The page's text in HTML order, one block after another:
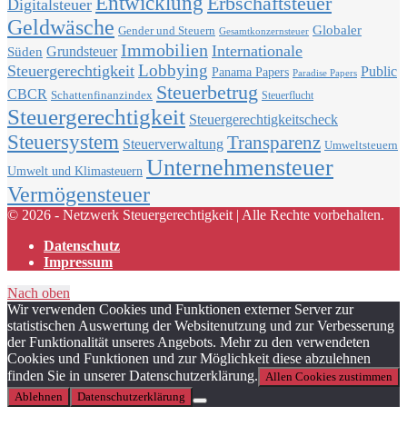
Digitalsteuer
Geldwäsche Gender und Steuern Gesamtkonzernsteuer Globaler
Süden Grundsteuer Immobilien Internationale
Steuergerechtigkeit Lobbying Panama Papers Paradise Papers Public
CBCR Schattenfinanzindex Steuerbetrug Steuerflucht
Steuergerechtigkeit Steuergerechtigkeitscheck
Steuersystem Steuerverwaltung Transparenz Umweltsteuern
Umwelt und Klimasteuern Unternehmensteuer
Vermögensteuer
© 2026 - Netzwerk Steuergerechtigkeit | Alle Rechte vorbehalten.
Datenschutz
Impressum
Nach oben
Wir verwenden Cookies und Funktionen externer Server zur
statistischen Auswertung der Websitenutzung und zur Verbesserung
der Funktionalität unseres Angebots. Mehr zu den verwendeten
Cookies und Funktionen und zur Möglichkeit diese abzulehnen
finden Sie in unserer Datenschutzerklärung.
Allen Cookies zustimmen
Ablehnen
Datenschutzerklärung